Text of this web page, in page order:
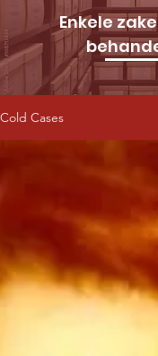
Enkele
Cold Cases